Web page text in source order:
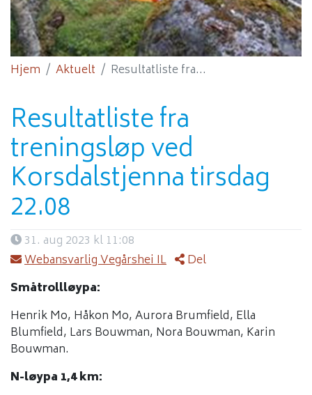
Hjem Aktuelt Resultatliste fra...
Resultatliste fra
treningsløp ved
Korsdalstjenna tirsdag
22.08
31. aug 2023 kl 11:08
Webansvarlig Vegårshei IL
Del
Småtrollløypa:
Henrik Mo, Håkon Mo, Aurora Brumfield, Ella
Blumfield, Lars Bouwman, Nora Bouwman, Karin
Bouwman.
N-løypa 1,4 km: